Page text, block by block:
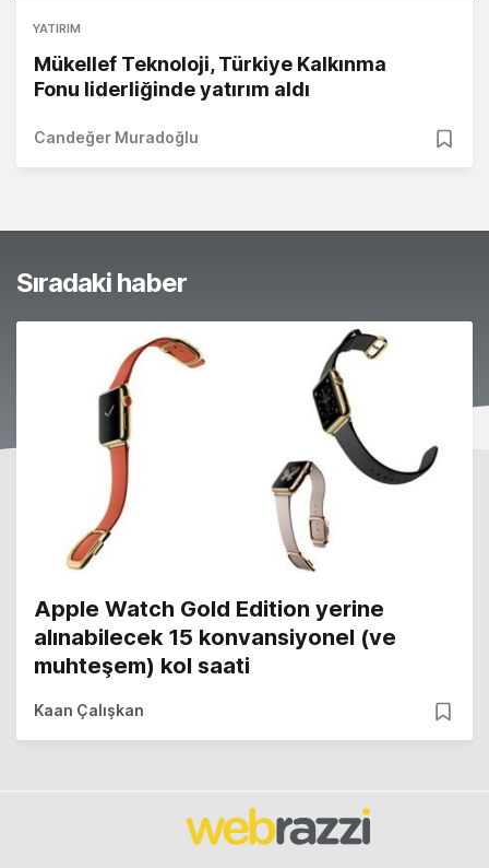
YATIRIM
Mükellef Teknoloji, Türkiye Kalkınma
Fonu liderliğinde yatırım aldı
Candeğer Muradoğlu
Sıradaki haber
Apple Watch Gold Edition yerine
alınabilecek 15 konvansiyonel (ve
muhteşem) kol saati
Kaan Çalışkan